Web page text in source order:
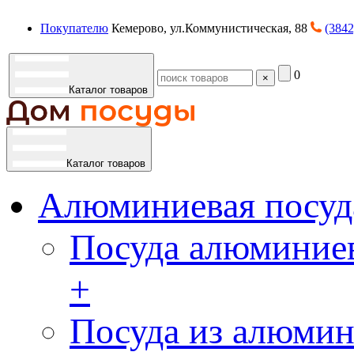
Покупателю Кемерово, ул.Коммунистическая, 88
Каталог товаров
× 0
Каталог товаров
Алюминиевая
Посуда
+
Посуда из